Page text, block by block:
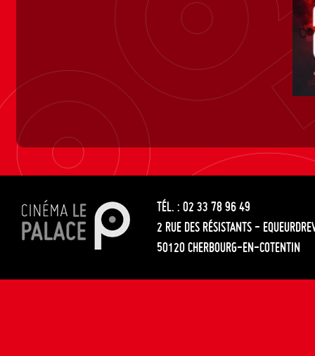
TÉL. : 02 33 78 96 49
2 RUE DES RÉSISTANTS -
50120 CHERBOURG-EN-COTENTIN